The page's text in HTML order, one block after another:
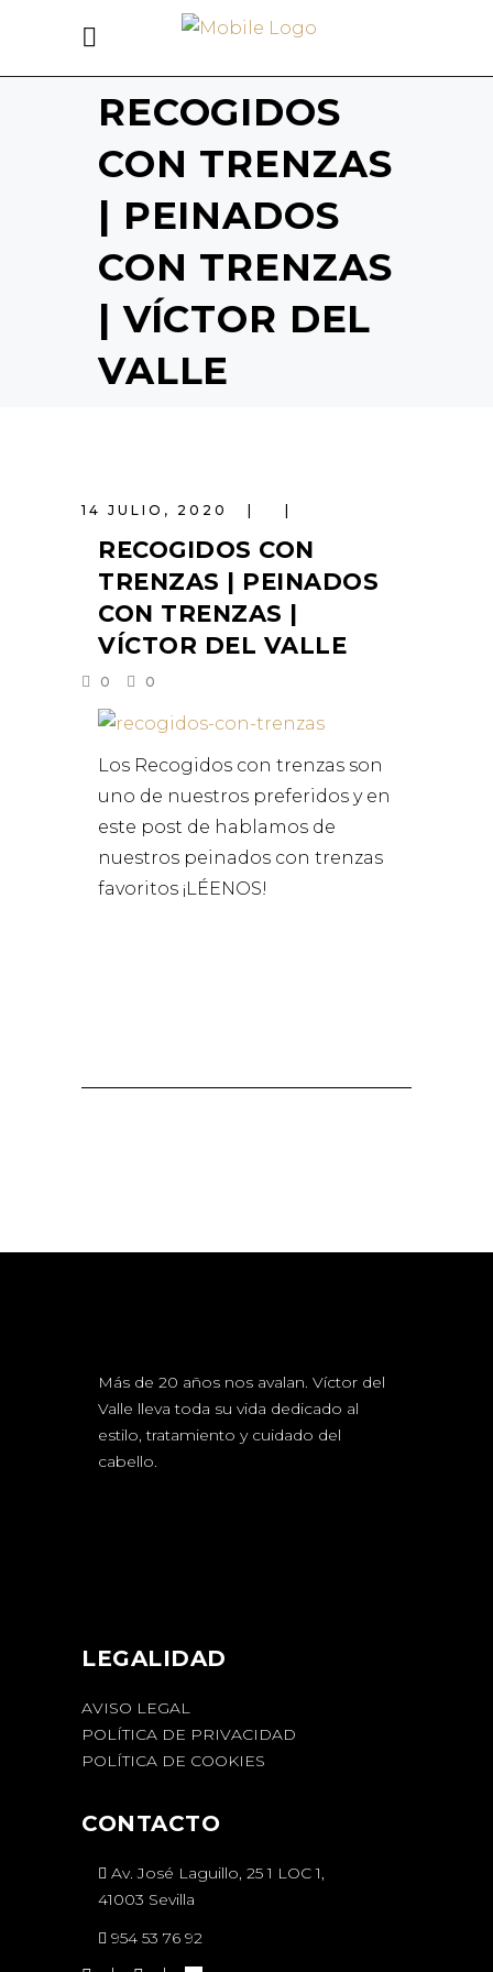
RECOGIDOS
CON TRENZAS
| PEINADOS
CON TRENZAS
| VÍCTOR DEL
VALLE
14 JULIO, 2020
RECOGIDOS CON
TRENZAS | PEINADOS
CON TRENZAS |
VÍCTOR DEL VALLE
0 0
Los Recogidos con trenzas son
uno de nuestros preferidos y en
este post de hablamos de
nuestros peinados con trenzas
favoritos ¡LÉENOS!
Más de 20 años nos avalan. Víctor del
Valle lleva toda su vida dedicado al
estilo, tratamiento y cuidado del
cabello.
LEGALIDAD
AVISO LEGAL
POLÍTICA DE PRIVACIDAD
POLÍTICA DE COOKIES
CONTACTO
Av. José Laguillo, 25 1 LOC 1,
41003 Sevilla
954 53 76 92